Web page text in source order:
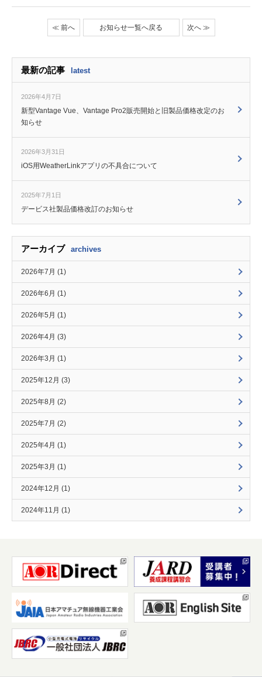
≪ 前へ お知らせ一覧へ戻る 次へ ≫
最新の記事 latest
2026年4月7日
新型Vantage Vue、Vantage Pro2販売開始と旧製品価格改定のお
知らせ
2026年3月31日
iOS用WeatherLinkアプリの不具合について
2025年7月1日
デービス社製品価格改訂のお知らせ
アーカイブ archives
2026年7月 (1)
2026年6月 (1)
2026年5月 (1)
2026年4月 (3)
2026年3月 (1)
2025年12月 (3)
2025年8月 (2)
2025年7月 (2)
2025年4月 (1)
2025年3月 (1)
2024年12月 (1)
2024年11月 (1)